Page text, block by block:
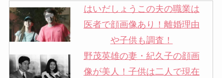
はいだしょうこの夫の職業は
医者で顔画像あり！離婚理由
や子供も調査！
野茂英雄の妻・紀久子の顔画
像が美人！子供は二人で現在